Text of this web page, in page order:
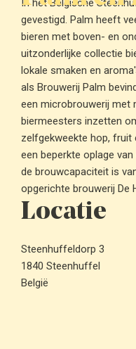
In het Belgische
gevestigd. Palm heeft
bieren met boven- en
uitzonderlijke collectie
lokale smaken en
als Brouwerij Palm
een microbrouwerij met
biermeesters inzetten
zelfgekweekte hop,
een beperkte oplage
de brouwcapaciteit is
opgerichte brouwerij De
Locatie
Steenhuffeldorp 3
1840 Steenhuffel
België